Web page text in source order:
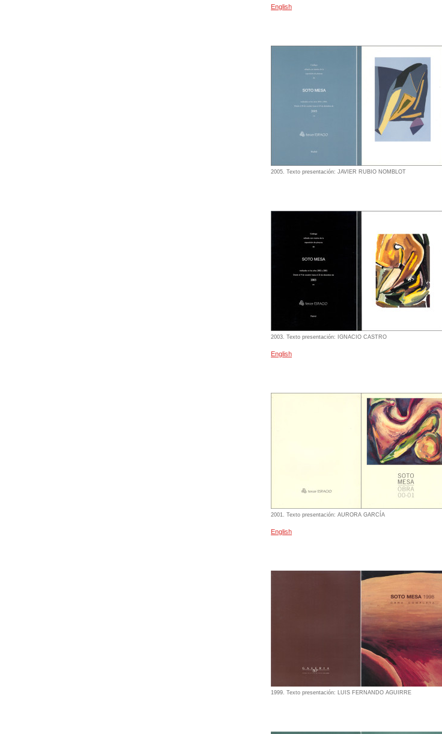
English
2005. Texto presentación: JAVIER RUBIO NOMBLOT
2003. Texto presentación: IGNACIO CASTRO
English
2001. Texto presentación: AURORA GARCÍA
English
1999. Texto presentación: LUIS FERNANDO AGUIRRE